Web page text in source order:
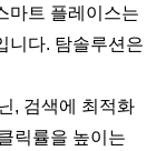
마트 플레이스는
니다. 탐솔루션은
, 검색에 최적화
릭률을 높이는